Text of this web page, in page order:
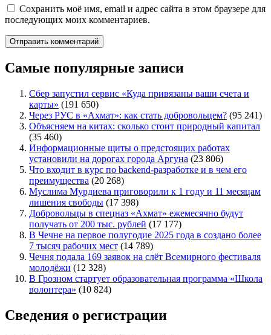
Сохранить моё имя, email и адрес сайта в этом браузере для
последующих моих комментариев.
Самые популярные записи
Сбер запустил сервис «Куда привязаны ваши счета и
карты» (191 650)
Через РУС в «Ахмат»: как стать добровольцем? (95 241)
Объясняем на китах: сколько стоит природный капитал
(35 460)
Информационные щиты о предстоящих работах
установили на дорогах города Аргуна (23 806)
Что входит в курс по backend-разработке и в чем его
преимущества (20 268)
Муслима Мурдиева приговорили к 1 году и 11 месяцам
лишения свободы (17 398)
Добровольцы в спецназ «Ахмат» ежемесячно будут
получать от 200 тыс. рублей (17 177)
В Чечне на первое полугодие 2025 года в создано более
7 тысяч рабочих мест (14 789)
Чечня подала 169 заявок на слёт Всемирного фестиваля
молодёжи (12 328)
В Грозном стартует образовательная программа «Школа
волонтера» (10 824)
Сведения о регистрации